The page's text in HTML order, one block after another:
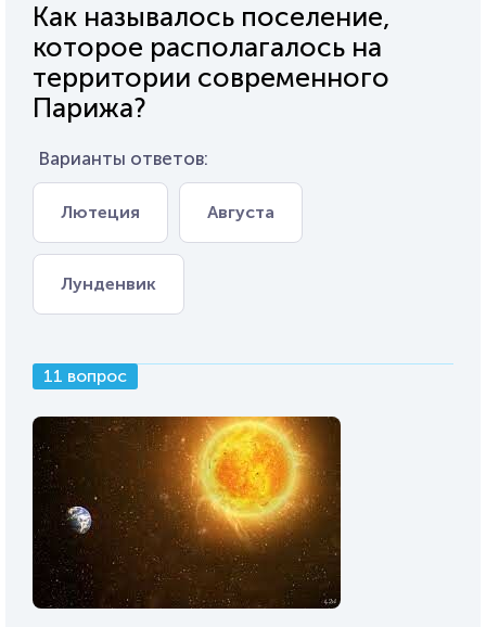
Как называлось поселение,
которое располагалось на
территории современного
Парижа?
Варианты ответов:
Лютеция Августа
Лунденвик
11 вопрос